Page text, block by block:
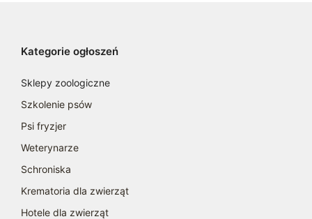
Kategorie ogłoszeń
Sklepy zoologiczne
Szkolenie psów
Psi fryzjer
Weterynarze
Schroniska
Krematoria dla zwierząt
Hotele dla zwierząt